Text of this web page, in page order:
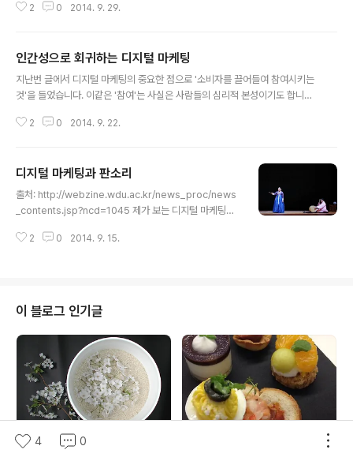
언론 매체의 기사 콘텐트가 과거와 같이 연속적인 ‘지면’이
발되어 왔다는 사실, 그리고 다양한 디지털 기술 역시 소비자를 위한 기술이라
인간의 능력과 권한을 증대시키는 진화라고 할 수 있다. 따라서, 새로운 기술을
마케팅에서 효과적으로 활용하려면 메시지를 더 잘 전달할 수 있게 해주는 기술
이 아니라 인간의 능력을 증대시키는 기술, 즉 소비자로 하여금 메시지를 더 잘,
2 0 2014. 9. 29.
인간성으로 회귀하는 디지털 마케팅
지난번 글에서 디지털 마케팅의 중요한 점으로 '소비자를 끌어들여 참여시키는
것'을 들었습니다. 이같은 '참여'는 사실은 사람들의 심리적 본성이기도 합니다.
니케이션 효과가 단순 노출 (혹은 관람)일 때보다 훨씬 커진다는 것을 뜻합니다.
미디 쇼라도 혼자 보고 생각만 한다면 이 드라마보다 기억이나 관여도는 떨어질
수 있습니다. (물론 이 경우 드라마와 코미디 중 어느 것을 더 '좋아했느냐'에 대
한 답은 달라질 수 있겠지만요.) 이런 것이 참여의 힘인 셈이죠. 실제로 대부분의
2 0 2014. 9. 22.
디지털 마케팅과 판소리
출처: http://webzine.wdu.ac.kr/news_proc/news
_contents.jsp?ncd=1045 제가 보는 디지털 마케팅은
의 없지만, 판소리에는 창자(唱者), 고수(鼓手), 청자(聽
요합니다. 고수와 창자는 한 편이고 객석에 앉은 청자 또한
이를 잘 알지만 그럼에도 사람들은 고수의 추임새를 창자
가 하는 소리의 일부라기보다는 마치 옆에 앉은 다른 청자
의 반응처럼 받아들입니다. 어깨를 들썩이게 하는 것도 소
리에 빠져들게 하는 감초도 바로 이 추임새입니다. 어..
2 0 2014. 9. 15.
이 블로그 인기글
술자리 예절과 술의 기원 제일기획 구내식당 메뉴 모음 (이
4 0